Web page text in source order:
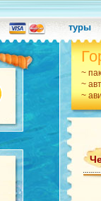
туры
~
~
~